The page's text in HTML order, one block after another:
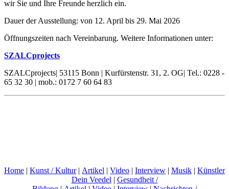
wir Sie und Ihre Freunde herzlich ein.
Dauer der Ausstellung: von 12. April bis 29. Mai 2026
Öffnungszeiten nach Vereinbarung. Weitere Informationen unter:
SZALCprojects
SZALCprojects| 53115 Bonn | Kurfürstenstr. 31, 2. OG| Tel.: 0228 -
65 32 30 | mob.: 0172 7 60 64 83
Home | Kunst / Kultur| Artikel | Video | Interview | Musik | Künstler
Dein Veedel | Gesundheit /